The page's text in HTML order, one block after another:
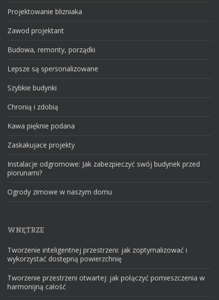
Projektowanie blizniaka
Zawod projektant
Budowa, remonty, porządki
Lepsze są spersonalizowane
Szybkie budynki
Chronią i zdobią
Kawa pięknie podana
Zaskakujace projekty
Instalacje odgromowe: Jak zabezpieczyć swój budynek przed
piorunami?
Ogrody zimowe w naszym domu
WNĘTRZE
Tworzenie inteligentnej przestrzeni: jak zoptymalizować i
wykorzystać dostępną powierzchnię
Tworzenie przestrzeni otwartej: jak połączyć pomieszczenia w
harmonijną całość